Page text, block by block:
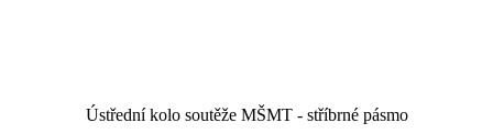
Ústřední kolo soutěže MŠMT - stříbrné pásmo